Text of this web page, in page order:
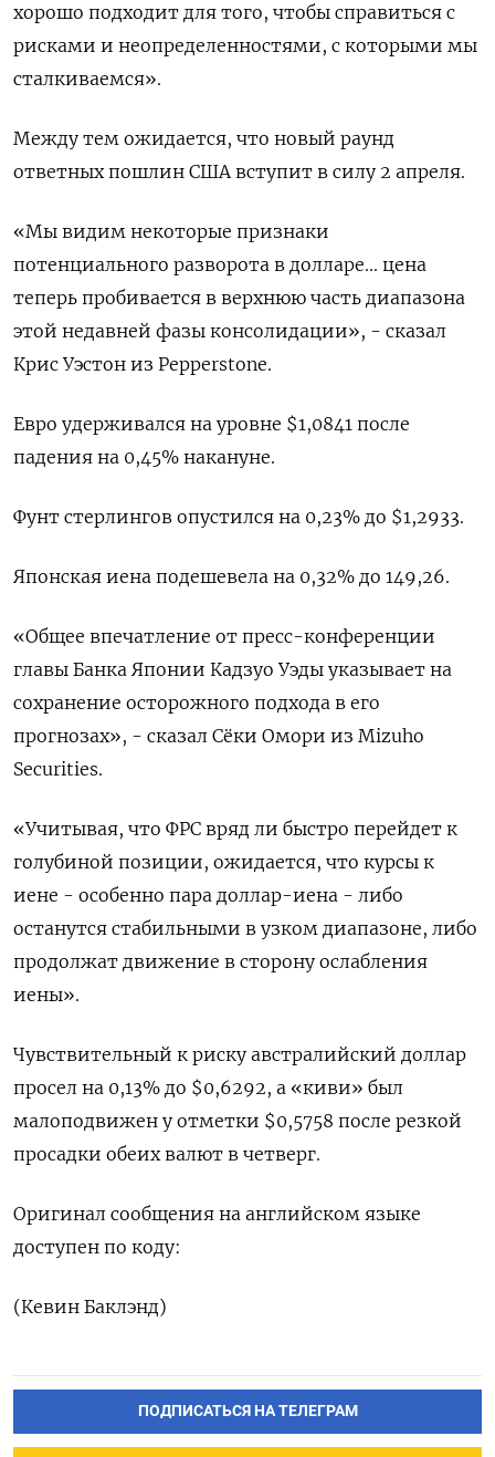
хорошо подходит для того, чтобы справиться с
рисками и неопределенностями, с которыми мы
сталкиваемся».
Между тем ожидается, что новый раунд
ответных пошлин США вступит в силу 2 апреля.
«Мы видим некоторые признаки
потенциального разворота в долларе... цена
теперь пробивается в верхнюю часть диапазона
этой недавней фазы консолидации», - сказал
Крис Уэстон из Pepperstone.
Евро удерживался на уровне $1,0841​ после
падения на 0,45% накануне.
Фунт стерлингов опустился на 0,23% до $1,2933​.
Японская иена подешевела на 0,32%​ до 149,26.
«Общее впечатление от пресс-конференции
главы Банка Японии Кадзуо Уэды указывает на
сохранение осторожного подхода в его
прогнозах», - сказал Сёки Омори из Mizuho
Securities.
«Учитывая, что ФРС вряд ли быстро перейдет к
голубиной позиции, ожидается, что курсы к
иене - особенно пара доллар-иена - либо
останутся стабильными в узком диапазоне, либо
продолжат движение в сторону ослабления
иены».
Чувствительный к риску австралийский доллар
просел на 0,13% до $0,6292​, а «киви» был
малоподвижен у отметки $0,5758​ после резкой
просадки обеих валют в четверг.
Оригинал сообщения на английском языке
доступен по коду:
(Кевин Баклэнд)
ПОДПИСАТЬСЯ НА ТЕЛЕГРАМ